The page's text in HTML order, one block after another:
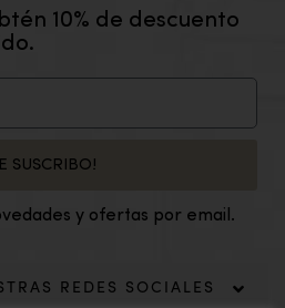
10% de descuento
y ofertas por email.
SUSCRIBO!
REDES SOCIALES